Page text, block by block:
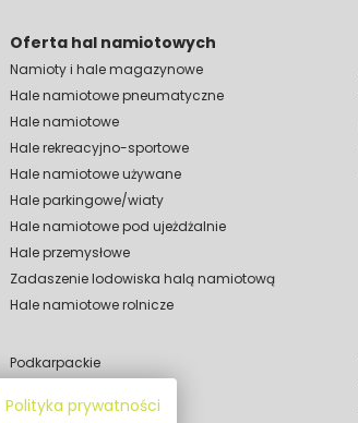
Oferta hal namiotowych
Namioty i hale magazynowe
Hale namiotowe pneumatyczne
Hale namiotowe
Hale rekreacyjno-sportowe
Hale namiotowe używane
Hale parkingowe/wiaty
Hale namiotowe pod ujeżdżalnie
Hale przemysłowe
Zadaszenie lodowiska halą namiotową
Hale namiotowe rolnicze
Podkarpackie
Pomorskie
Polityka prywatności